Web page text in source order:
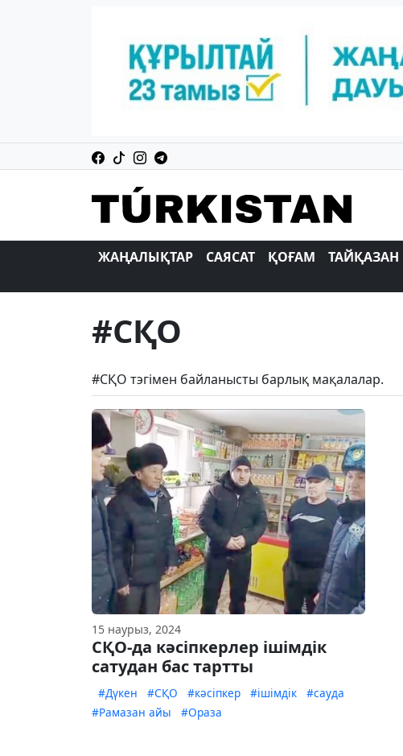
ЖАҢАЛЫҚТАР САЯСАТ ҚОҒАМ ТАЙҚАЗАН
#СҚО
#СҚО тэгімен байланысты барлық мақалалар.
15 наурыз, 2024
СҚО-да кәсіпкерлер ішімдік
сатудан бас тартты
#Дүкен #СҚО #кәсіпкер #ішімдік
#сауда
#Рамазан айы
#Ораза